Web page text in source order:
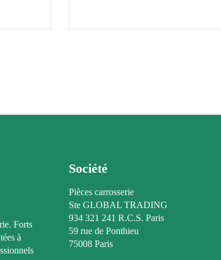
Forts
à
Société
Pièces carrosserie
Ste GLOBAL TRADING
934 321 241 R.C.S. Paris
59 rue de Ponthieu
75008 Paris